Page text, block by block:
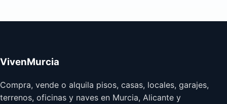
VivenMurcia
Compra, vende o alquila pisos, casas, locales, garajes,
terrenos, oficinas y naves en Murcia, Alicante y